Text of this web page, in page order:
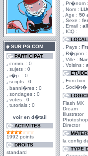
SUR PG.COM
PARTICIPAT.
comm. : 0
sujets : 0
r�p. : 0
scripts : 0
banni�res : 0
sondages : 0
votes : 0
tutorials : 0
voir en d�tail
ACTIVITES
1992 points
DROITS
standard
Pr�nom :
Nom :
Age : 50
Sexe :
Email :
ICQ :
Pays :
R�gion :
Ville :
Voisins :
Fonction :
Soci�t�
Flash MX
Dream
Illustrator
Photoshop
Director
la config
TYPE